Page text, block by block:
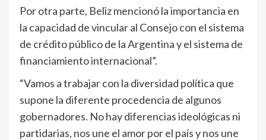
Por otra parte, Beliz mencionó la importancia en
la capacidad de vincular al Consejo con el sistema
de crédito público de la Argentina y el sistema de
financiamiento internacional”.
“Vamos a trabajar con la diversidad política que
supone la diferente procedencia de algunos
gobernadores. No hay diferencias ideológicas ni
partidarias, nos une el amor por el país y nos une